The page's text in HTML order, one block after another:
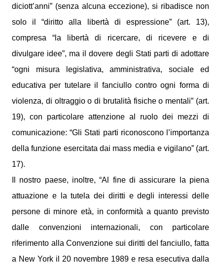
diciott’anni” (senza alcuna eccezione), si ribadisce non
solo il “diritto alla libertà di espressione” (art. 13),
compresa “la libertà di ricercare, di ricevere e di
divulgare idee”, ma il dovere degli Stati parti di adottare
“ogni misura legislativa, amministrativa, sociale ed
educativa per tutelare il fanciullo contro ogni forma di
violenza, di oltraggio o di brutalità fisiche o mentali” (art.
19), con particolare attenzione al ruolo dei mezzi di
comunicazione: “Gli Stati parti riconoscono l’importanza
della funzione esercitata dai mass media e vigilano” (art.
17).
Il nostro paese, inoltre, “Al fine di assicurare la piena
attuazione e la tutela dei diritti e degli interessi delle
persone di minore età, in conformità a quanto previsto
dalle convenzioni internazionali, con particolare
riferimento alla Convenzione sui diritti del fanciullo, fatta
a New York il 20 novembre 1989 e resa esecutiva dalla